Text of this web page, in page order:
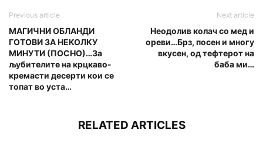
Previous article
МАГИЧНИ ОБЛАНДИ
ГОТОВИ ЗА НЕКОЛКУ
МИНУТИ (ПОСНО)…За
љубителите на крцкаво-
кремасти десерти кои се
топат во уста…
Next article
Неодолив колач со мед и
ореви…Брз, посен и многу
вкусен, од тефтерот на
баба ми…
RELATED ARTICLES